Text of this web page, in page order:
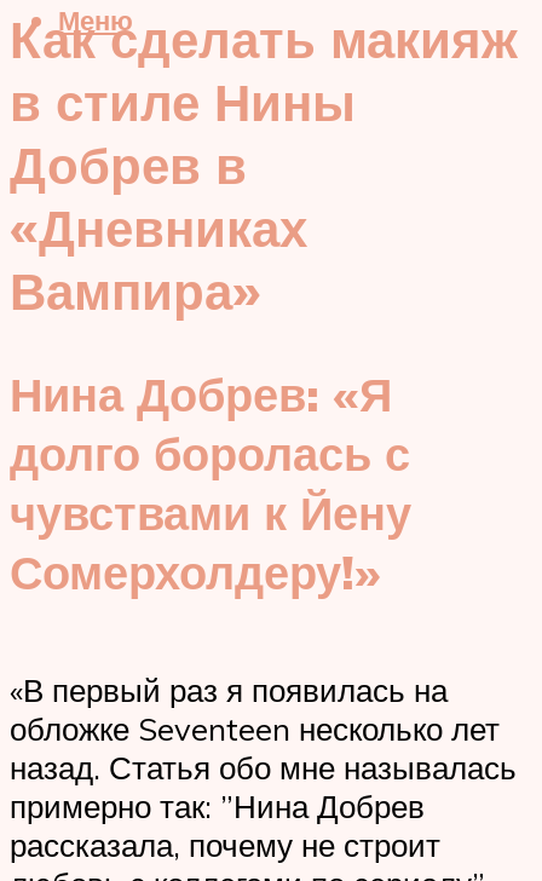
Меню
Как сделать макияж
в стиле Нины
Добрев в
«Дневниках
Вампира»
Нина Добрев: «Я
долго боролась с
чувствами к Йену
Сомерхолдеру!»
«В первый раз я появилась на
обложке Seventeen несколько лет
назад. Статья обо мне называлась
примерно так: ”Нина Добрев
рассказала, почему не строит